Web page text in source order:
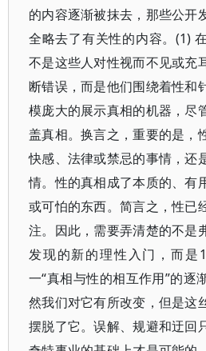
的内容逐渐被抹去，那些公开
全略去了有关性的内容。(1)
不是这些人对性视而不见或充
断错误，而是他们围绕着性和
模庞大的展示真相的机器，尽
盖真相。换言之，重要的是，
快感、法律或禁忌的事情，还
情。性的真相成了本质的、有
或可怕的东西。简言之，性已
注。因此，需要弄清楚的不是
发现的新的理性入门，而是
一“真相与性的相互作用”的逐
然我们对它有所改变，但是这
摆脱了它。误解、规避和迂回